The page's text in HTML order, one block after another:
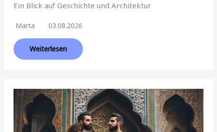
Ein Blick auf Geschichte und Architektur
Marta 03.08.2026
Weiterlesen